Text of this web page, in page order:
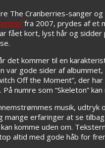
The Cranberries-sanger
fra 2007, prydes af et
fået kort, lyst hår og
det kommer til en
var gode sider af
Off the Moment”, der
numre som “Skeleton”
musik,
mange erfaringer at se
komme uden om.
altid med gode håb for